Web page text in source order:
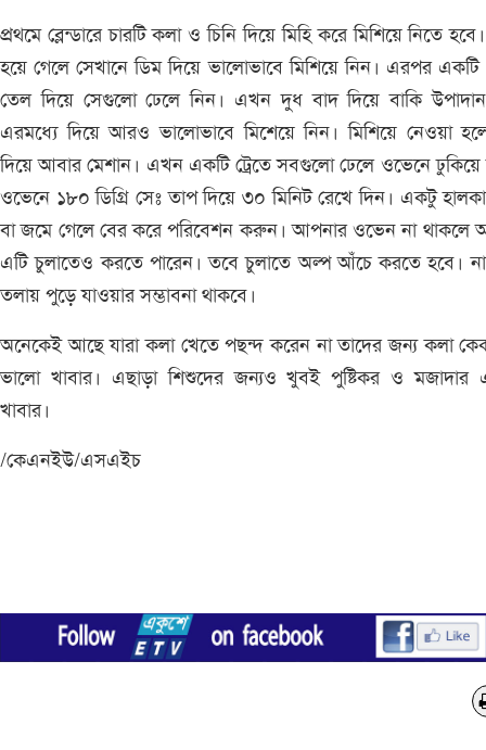
প্রথমে ব্লেন্ডারে চারটি কলা ও চিনি দিয়ে মিহি করে মিশিয়ে নিতে
হয়ে গেলে সেখানে ডিম দিয়ে ভালোভাবে মিশিয়ে নিন। এরপর একটি
তেল দিয়ে সেগুলো ঢেলে নিন। এখন দুধ বাদ দিয়ে বাকি
এরমধ্যে দিয়ে আরও ভালোভাবে মিশেয়ে নিন। মিশিয়ে নেওয়া
দিয়ে আবার মেশান। এখন একটি ট্রেতে সবগুলো ঢেলে ওভেনে ঢুকিয়ে
ওভেনে ১৮০ ডিগ্রি সেঃ তাপ দিয়ে ৩০ মিনিট রেখে দিন। একটু
বা জমে গেলে বের করে পরিবেশন করুন। আপনার ওভেন না থাকলে
এটি চুলাতেও করতে পারেন। তবে চুলাতে অল্প আঁচে করতে হবে।
তলায় পুড়ে যাওয়ার সম্ভাবনা থাকবে।
অনেকেই আছে যারা কলা খেতে পছন্দ করেন না তাদের জন্য কলা
ভালো খাবার। এছাড়া শিশুদের জন্যও খুবই পুষ্টিকর ও মজাদার
খাবার।
/কেএনইউ/এসএইচ